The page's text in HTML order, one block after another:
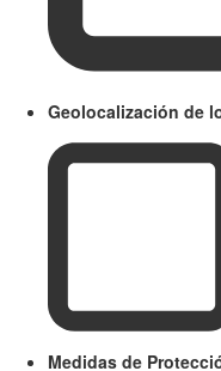
Geolocalización de
Medidas de